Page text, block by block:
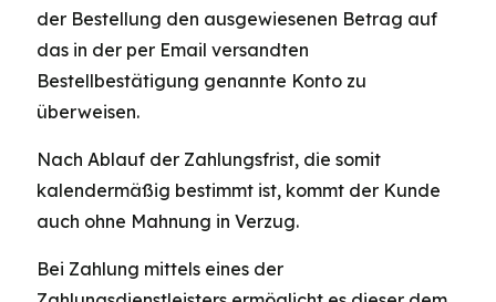
der Bestellung den ausgewiesenen Betrag auf
das in der per Email versandten
Bestellbestätigung genannte Konto zu
überweisen.
Nach Ablauf der Zahlungsfrist, die somit
kalendermäßig bestimmt ist, kommt der Kunde
auch ohne Mahnung in Verzug.
Bei Zahlung mittels eines der